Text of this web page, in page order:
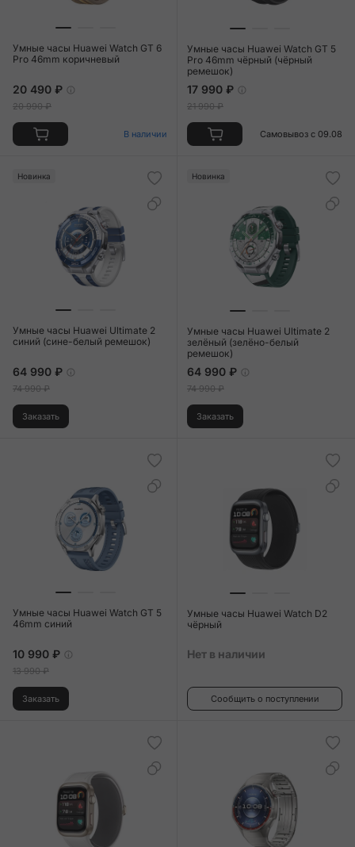
Умные часы Huawei Watch GT 6
Pro 46mm коричневый
20 490 ₽
20 990 ₽
В наличии
Умные часы Huawei Watch GT 5
Pro 46mm чёрный (чёрный
ремешок)
17 990 ₽
21 990 ₽
Самовывоз с 09.08
Новинка
Умные часы Huawei Ultimate 2
синий (сине-белый ремешок)
64 990 ₽
74 990 ₽
Заказать
Новинка
Умные часы Huawei Ultimate 2
зелёный (зелёно-белый
ремешок)
64 990 ₽
74 990 ₽
Заказать
Умные часы Huawei Watch GT 5
46mm синий
10 990 ₽
13 990 ₽
Заказать
Умные часы Huawei Watch D2
чёрный
Нет в наличии
Сообщить о поступлении